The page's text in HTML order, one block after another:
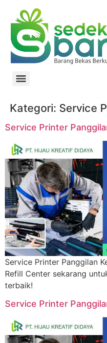
Kategori: Service
Service Printer
Service Printer Panggilan
Refill Center sekarang
terbaik!
Service Printer